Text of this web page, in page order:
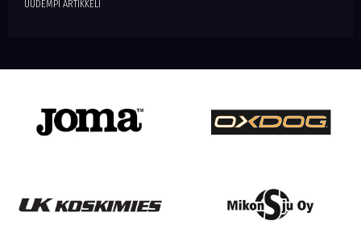
UUDEMPI ARTIKKELI